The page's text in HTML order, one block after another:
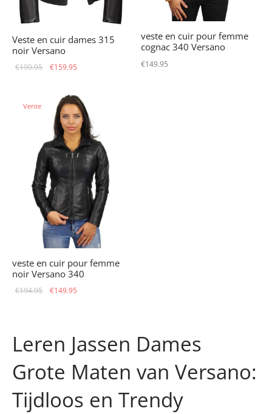
Veste en cuir dames 315
noir Versano
€199.95
Le prix
était :
€199.95.
€159.95
est :
€159.95.
veste en cuir pour femme
cognac 340 Versano
€149.95
Vente
veste en cuir pour femme
noir Versano 340
€194.95
Le prix
€194.95.
€149.95
Leren Jassen Dames
Grote Maten van Versano:
Tijdloos en Trendy